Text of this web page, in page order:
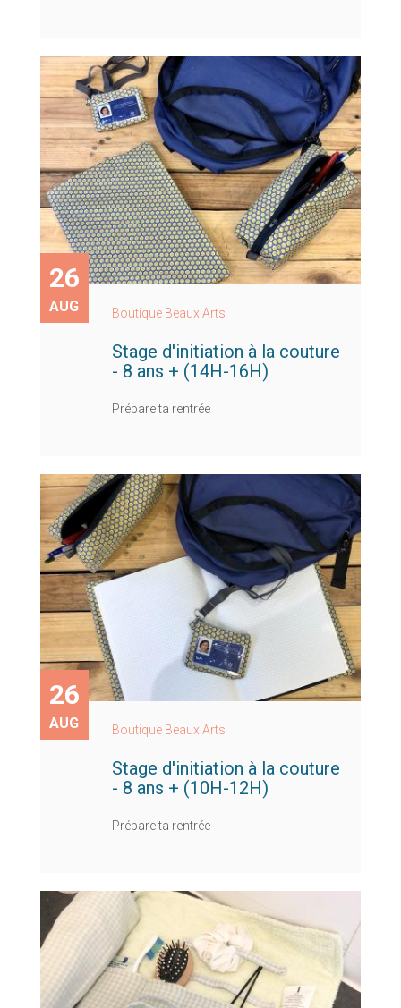
26
AUG Boutique Beaux Arts
Stage d'initiation à la couture
- 8 ans + (14H-16H)
Prépare ta rentrée
26
AUG Boutique Beaux Arts
Stage d'initiation à la couture
- 8 ans + (10H-12H)
Prépare ta rentrée